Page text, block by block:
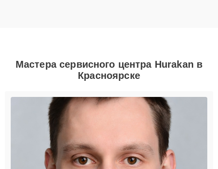
Мастера сервисного центра Hurakan в
Красноярске